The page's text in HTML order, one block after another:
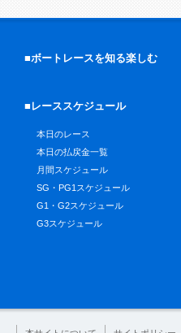
■ボートレースを知る楽しむ
■レーススケジュール
本日のレース
本日の払戻金一覧
月間スケジュール
SG・PG1スケジュール
G1・G2スケジュール
G3スケジュール